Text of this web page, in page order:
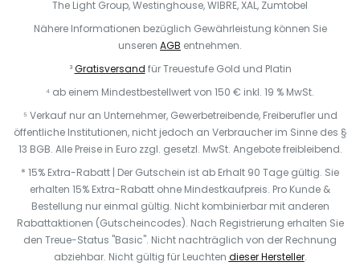
The Light Group, Westinghouse, WIBRE, XAL, Zumtobel
Nähere Informationen bezüglich Gewährleistung können Sie
unseren AGB entnehmen.
³Gratisversand für Treuestufe Gold und Platin
⁴ ab einem Mindestbestellwert von 150 € inkl. 19 % MwSt.
⁵ Verkauf nur an Unternehmer, Gewerbetreibende, Freiberufler und
öffentliche Institutionen, nicht jedoch an Verbraucher im Sinne des §
13 BGB. Alle Preise in Euro zzgl. gesetzl. MwSt. Angebote freibleibend.
* 15% Extra-Rabatt | Der Gutschein ist ab Erhalt 90 Tage gültig. Sie
erhalten 15% Extra-Rabatt ohne Mindestkaufpreis. Pro Kunde &
Bestellung nur einmal gültig. Nicht kombinierbar mit anderen
Rabattaktionen (Gutscheincodes). Nach Registrierung erhalten Sie
den Treue-Status "Basic". Nicht nachträglich von der Rechnung
abziehbar. Nicht gültig für Leuchten dieser Hersteller.